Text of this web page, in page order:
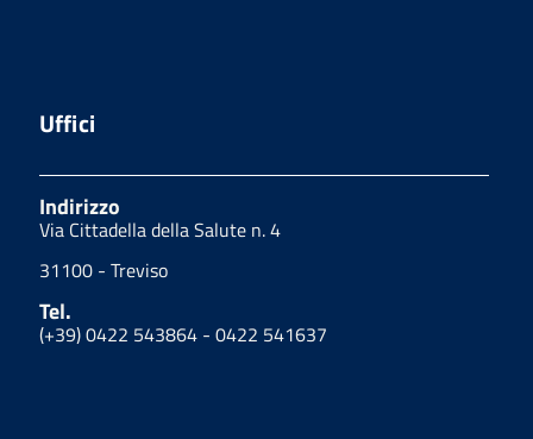
Uffici
Indirizzo
Via Cittadella della Salute n. 4
31100 - Treviso
Tel.
(+39) 0422 543864 - 0422 541637